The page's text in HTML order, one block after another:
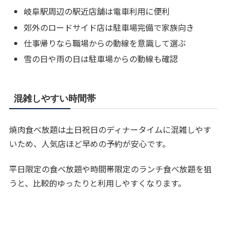
岐阜駅周辺の駅近店舗は電車利用に便利
郊外のロードサイド店は駐車場完備で家族向き
仕事帰りなら職場からの動線を意識して選ぶ
雪の日や雨の日は駐車場からの動線も確認
混雑しやすい時間帯
焼肉食べ放題は土日祝日のディナータイムに混雑しやす
いため、人気店ほど早めの予約が安心です。
平日限定の食べ放題や時間帯限定のランチ食べ放題を狙
うと、比較的ゆったりと利用しやすくなります。